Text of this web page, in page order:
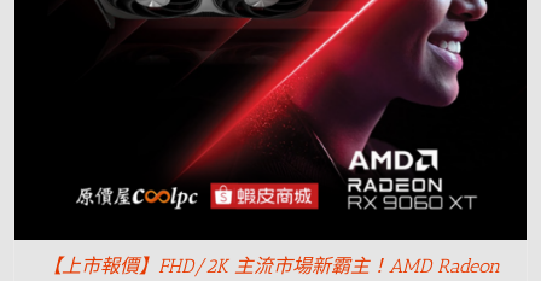
【上市報價】FHD/2K 主流市場新霸主！AMD Radeon